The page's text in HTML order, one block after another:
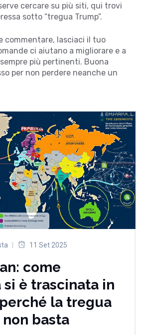
cercare su più siti, qui trovi
sotto “tregua Trump”.
commentare, lasciaci il tuo
ci aiutano a migliorare e a
più pertinenti. Buona
per non perdere neanche un
11 Set 2025
come
si è trascinata in
la tregua
basta